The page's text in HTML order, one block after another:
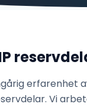
erfarenhet
Vi